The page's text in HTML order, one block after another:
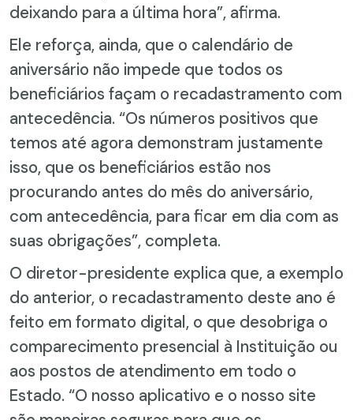
deixando para a última hora”, afirma.
Ele reforça, ainda, que o calendário de
aniversário não impede que todos os
beneficiários façam o recadastramento com
antecedência. “Os números positivos que
temos até agora demonstram justamente
isso, que os beneficiários estão nos
procurando antes do mês do aniversário,
com antecedência, para ficar em dia com as
suas obrigações”, completa.
O diretor-presidente explica que, a exemplo
do anterior, o recadastramento deste ano é
feito em formato digital, o que desobriga o
comparecimento presencial à Instituição ou
aos postos de atendimento em todo o
Estado. “O nosso aplicativo e o nosso site